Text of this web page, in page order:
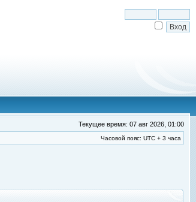
Текущее время: 07 авг 2026, 01:00
Часовой пояс: UTC + 3 часа